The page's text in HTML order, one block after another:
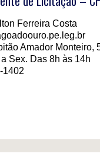
Ferreira Costa
Amador Monteiro,
Sex. Das 8h às 14h
1402